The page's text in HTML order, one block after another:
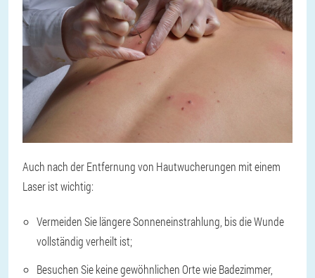
Auch nach der Entfernung von Hautwucherungen mit einem
Laser ist wichtig:
Vermeiden Sie längere Sonneneinstrahlung, bis die Wunde
vollständig verheilt ist;
Besuchen Sie keine gewöhnlichen Orte wie Badezimmer,